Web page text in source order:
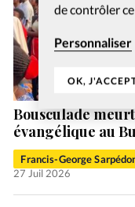
de contrôler
Personnaliser
OK,
Bousculade
évangélique au
Francis-George
27 Juil 2026